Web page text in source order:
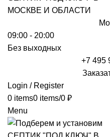
09:00 - 20:00
Без выходных
+7 495
Login / Register
0 items0 items/0 ₽
Menu